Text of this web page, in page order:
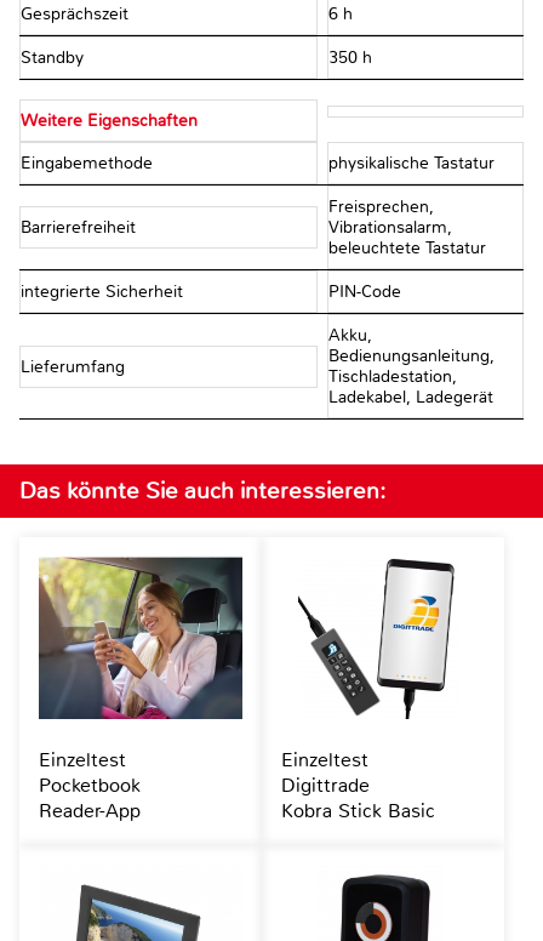
Gesprächszeit 6 h
Standby 350 h
Weitere Eigenschaften
Eingabemethode physikalische Tastatur
Barrierefreiheit
Freisprechen,
Vibrationsalarm,
beleuchtete Tastatur
integrierte Sicherheit PIN-Code
Lieferumfang
Akku,
Bedienungsanleitung,
Tischladestation,
Ladekabel, Ladegerät
Das könnte Sie auch interessieren:
Einzeltest
Pocketbook
Reader-App
Einzeltest
Digittrade
Kobra Stick Basic